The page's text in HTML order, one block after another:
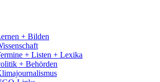
+ Bilden
+ Listen + Lexika
+ Behörden